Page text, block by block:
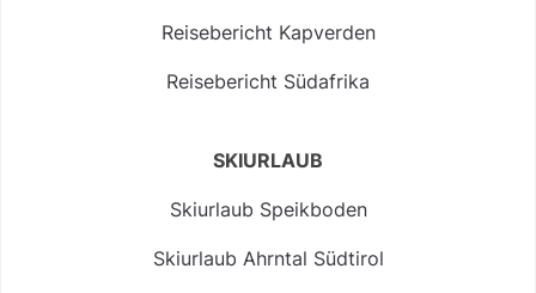
Reisebericht Kapverden
Reisebericht Südafrika
SKIURLAUB
Skiurlaub Speikboden
Skiurlaub Ahrntal Südtirol